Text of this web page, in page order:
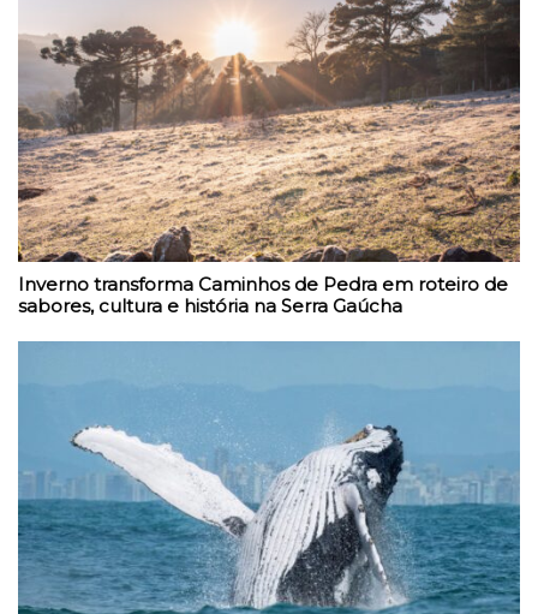
Inverno transforma Caminhos de Pedra em roteiro de
sabores, cultura e história na Serra Gaúcha